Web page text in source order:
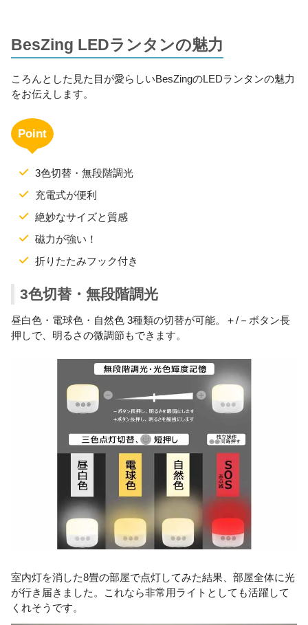
BesZing LEDランタンの魅力
ころんとした見た目が愛らしいBesZingのLEDランタンの魅力
をお伝えします。
Point
3色切替・無段階調光
充電式が便利
絶妙なサイズと質感
磁力が強い！
折りたたみフック付き
3色切替・無段階調光
昼白色・電球色・自然色 3種類の切替が可能。＋/－ボタン長
押しで、明るさの微調節もできます。
室内灯を消した8畳の部屋で点灯してみた結果、部屋全体に光
が行き届きました。これなら非常用ライトとしても活躍して
くれそうです。